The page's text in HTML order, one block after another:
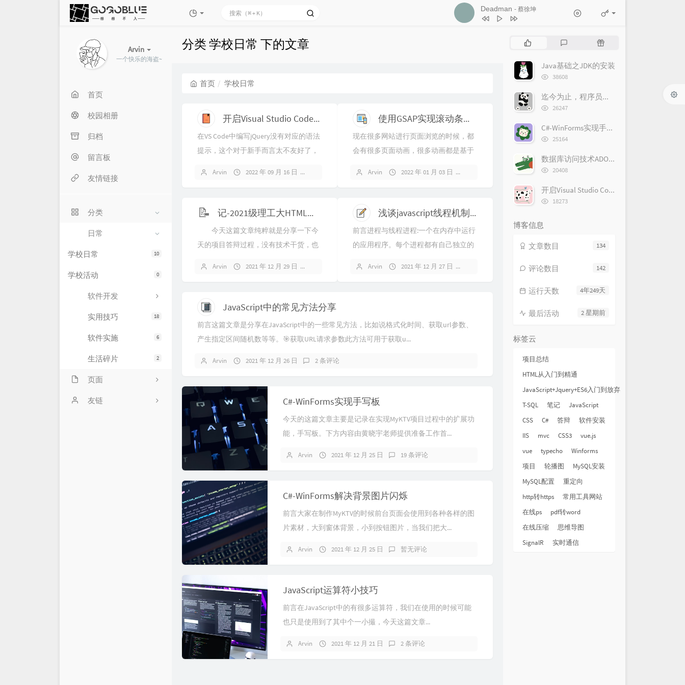
Deadman - 蔡徐坤
王菲
歌曲：上春山 (Live)
魏晨 / 魏大勋 / 白敬亭
当你孤单你会想起谁 张栋梁
莫文蔚
后弦
Arvin
一个快乐的海盗~
首页
校园相册
归档
留言板
友情链接
分类
日常
10
学校日常
0
学校活动
软件开发
18
实用技巧
6
软件实施
2
生活碎片
页面
留言板
友链
分类 学校日常 下的文章
首页 学校日常
开启Visual Studio Code编写jQuery语法提示
在VS Code中编写jQuery没有对应的语法
提示，这个对于新手而言太不友好了，
成语法提示扩展。
Arvin 2022 年 09 月 16 日
使用GSAP实现滚动条交互动画
现在很多网站进行页面浏览的时候，都
会有很多页面动画，很多动画都是基于
中，很多同学也想实现类似的效果，但
Arvin 2022 年 01 月 03 日
📝 记-2021级理工大HTML项目答辩
今天这篇文章纯粹就是分享一下今
天的项目答辩过程，没有技术干货，也
成长与收获。 &ems...
Arvin 2021 年 12 月 29 日
浅谈javascript线程机制和事件机制
前言进程与线程进程:一个在内存中运行
的应用程序。每个进程都有自己独立的
比如在windows系统中,一个运行的xx.e...
Arvin 2021 年 12 月 27 日
JavaScript中的常见方法分享
前言这篇文章是分享在JavaScript中的一些常见方法，比如说格式化时间、获取url参数、
产生指定区间随机数等等。🎯获取URL请求参数此方法可用于获取u...
Arvin 2021 年 12 月 26 日 2 条评论
C#-WinForms实现手写板
今天的这篇文章主要是记录在实现MyKTV项目过程中的扩展功
能，手写板。下方内容由黄晓宇老师提供准备工作首...
Arvin 2021 年 12 月 25 日 19 条评论
C#-WinForms解决背景图片闪烁
前言大家在制作MyKTV的时候前台页面会使用到各种各样的图
片素材，大到窗体背景，小到按钮图片，当我们把大...
Arvin 2021 年 12 月 25 日 暂无评论
JavaScript运算符小技巧
前言在JavaScript中的有很多运算符，我们在使用的时候可能
也只是使用到了其中个一小撮，今天这篇文章...
Arvin 2021 年 12 月 21 日 2 条评论
文
评
论
随
文
Java基础之JDK的安装
浏
次
数:
38608
迄今为止，程序员最佳输入法非Rime莫属
浏
次
数:
26247
C#-WinForms实现手写板
浏
次
数:
25164
数据库访问技术ADO.NET
浏
次
数:
20408
开启Visual Studio Code编写jQuery语法提示
浏
18273
博客信息
134
文章数目
142
评论数目
4年249天
运行天数
2 星期前
最后活动
标签云
项目总结
HTML从入门到精通
JavaScript+Jquery+ES6入门到放弃
T-SQL
笔记
JavaScript
CSS
C# 答辩
软件安装
IIS
mvc CSS3
vue.js
vue
typecho
Winforms
项目
轮播图
MySQL安装
MySQL配置
重定向
http转https
常用工具网站
在线ps
pdf转word
在线压缩
思维导图
SignalR
实时通信